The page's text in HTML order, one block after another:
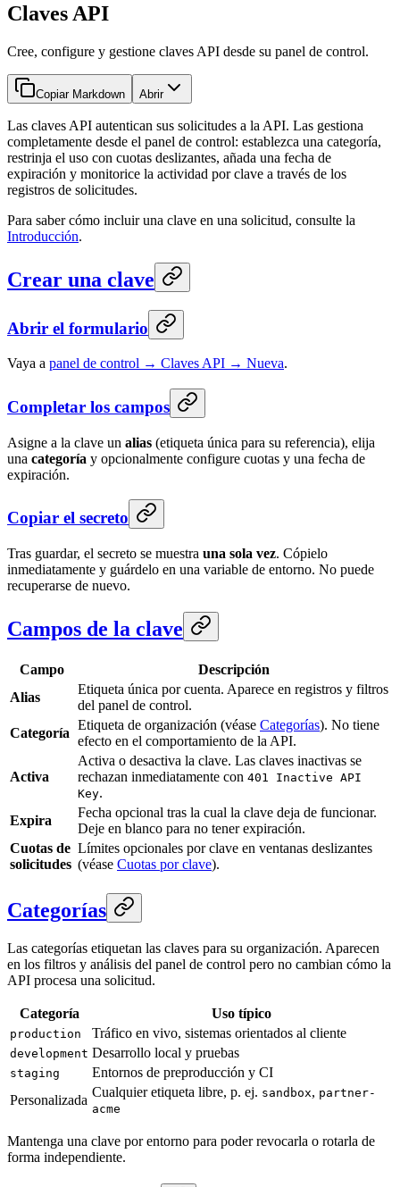
Claves API
Cree, configure y gestione claves API desde su panel de control.
Copiar Markdown Abrir
Las claves API autentican sus solicitudes a la API. Las gestiona
completamente desde el panel de control: establezca una categoría,
restrinja el uso con cuotas deslizantes, añada una fecha de
expiración y monitorice la actividad por clave a través de los
registros de solicitudes.
Para saber cómo incluir una clave en una solicitud, consulte la
Introducción.
Crear una clave
Abrir el formulario
Vaya a panel de control → Claves API → Nueva.
Completar los campos
Asigne a la clave un alias (etiqueta única para su referencia), elija
una categoría y opcionalmente configure cuotas y una fecha de
expiración.
Copiar el secreto
Tras guardar, el secreto se muestra una sola vez. Cópielo
inmediatamente y guárdelo en una variable de entorno. No puede
recuperarse de nuevo.
Campos de la clave
Campo
Descripción
Alias
Etiqueta única por cuenta. Aparece en registros y filtros
del panel de control.
Categoría
Etiqueta de organización (véase Categorías). No tiene
efecto en el comportamiento de la API.
Activa
Activa o desactiva la clave. Las claves inactivas se
rechazan inmediatamente con 401 Inactive API
Key.
Expira
Fecha opcional tras la cual la clave deja de funcionar.
Deje en blanco para no tener expiración.
Cuotas de
solicitudes
Límites opcionales por clave en ventanas deslizantes
(véase Cuotas por clave).
Categorías
Las categorías etiquetan las claves para su organización. Aparecen
en los filtros y análisis del panel de control pero no cambian cómo la
API procesa una solicitud.
Categoría Uso típico
production Tráfico en vivo, sistemas orientados al cliente
development Desarrollo local y pruebas
staging
Entornos de preproducción y CI
Personalizada
Cualquier etiqueta libre, p. ej. sandbox, partner-
acme
Mantenga una clave por entorno para poder revocarla o rotarla de
forma independiente.